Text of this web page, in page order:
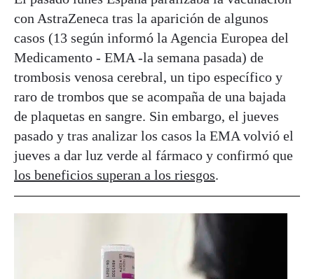
con AstraZeneca tras la aparición de algunos
casos (13 según informó la Agencia Europea del
Medicamento - EMA -la semana pasada) de
trombosis venosa cerebral, un tipo específico y
raro de trombos que se acompaña de una bajada
de plaquetas en sangre. Sin embargo, el jueves
pasado y tras analizar los casos la EMA volvió el
jueves a dar luz verde al fármaco y confirmó que
los beneficios superan a los riesgos.